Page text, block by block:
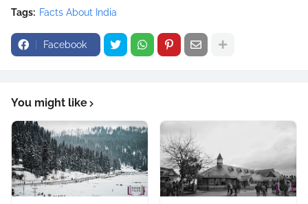
Tags: Facts About India
Facebook
You might like